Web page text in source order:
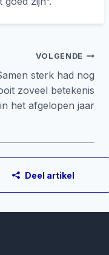
VOLGENDE
sterk had nog
zoveel betekenis
het afgelopen jaar
Deel artikel